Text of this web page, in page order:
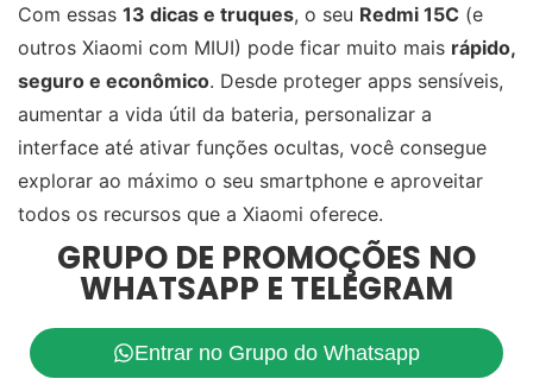
Com essas 13 dicas e truques, o seu Redmi 15C (e
outros Xiaomi com MIUI) pode ficar muito mais rápido,
seguro e econômico. Desde proteger apps sensíveis,
aumentar a vida útil da bateria, personalizar a
interface até ativar funções ocultas, você consegue
explorar ao máximo o seu smartphone e aproveitar
todos os recursos que a Xiaomi oferece.
GRUPO DE PROMOÇÕES NO
WHATSAPP E TELEGRAM
Entrar no Grupo do Whatsapp